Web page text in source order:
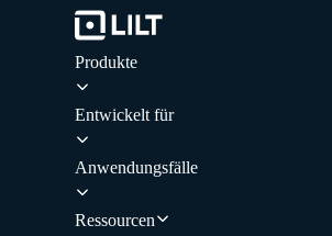
Produkte
Entwickelt für
Anwendungsfälle
Ressourcen